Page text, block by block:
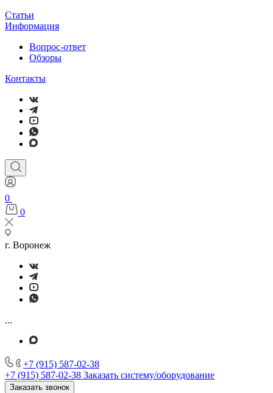
Статьи
Информация
Вопрос-ответ
Обзоры
Контакты
0
0
г. Воронеж
...
+7 (915) 587-02-38
+7 (915) 587-02-38 Заказать систему/оборудование
Заказать звонок